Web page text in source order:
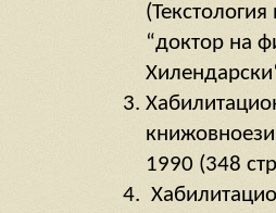
“доктор на
1990 (348